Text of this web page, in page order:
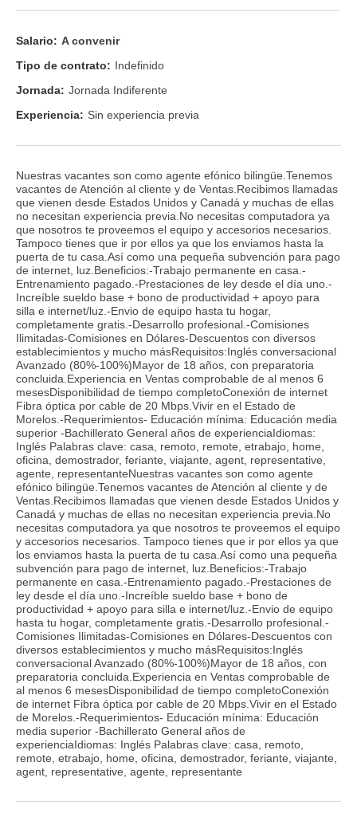
Salario: A convenir
Tipo de contrato: Indefinido
Jornada: Jornada Indiferente
Experiencia: Sin experiencia previa
Nuestras vacantes son como agente efónico bilingüe.Tenemos
vacantes de Atención al cliente y de Ventas.Recibimos llamadas
que vienen desde Estados Unidos y Canadá y muchas de ellas
no necesitan experiencia previa.No necesitas computadora ya
que nosotros te proveemos el equipo y accesorios necesarios.
Tampoco tienes que ir por ellos ya que los enviamos hasta la
puerta de tu casa.Así como una pequeña subvención para pago
de internet, luz.Beneficios:-Trabajo permanente en casa.-
Entrenamiento pagado.-Prestaciones de ley desde el día uno.-
Increíble sueldo base + bono de productividad + apoyo para
silla e internet/luz.-Envio de equipo hasta tu hogar,
completamente gratis.-Desarrollo profesional.-Comisiones
Ilimitadas-Comisiones en Dólares-Descuentos con diversos
establecimientos y mucho másRequisitos:Inglés conversacional
Avanzado (80%-100%)Mayor de 18 años, con preparatoria
concluida.Experiencia en Ventas comprobable de al menos 6
mesesDisponibilidad de tiempo completoConexión de internet
Fibra óptica por cable de 20 Mbps.Vivir en el Estado de
Morelos.-Requerimientos- Educación mínima: Educación media
superior -Bachillerato General años de experienciaIdiomas:
Inglés Palabras clave: casa, remoto, remote, etrabajo, home,
oficina, demostrador, feriante, viajante, agent, representative,
agente, representanteNuestras vacantes son como agente
efónico bilingüe.Tenemos vacantes de Atención al cliente y de
Ventas.Recibimos llamadas que vienen desde Estados Unidos y
Canadá y muchas de ellas no necesitan experiencia previa.No
necesitas computadora ya que nosotros te proveemos el equipo
y accesorios necesarios. Tampoco tienes que ir por ellos ya que
los enviamos hasta la puerta de tu casa.Así como una pequeña
subvención para pago de internet, luz.Beneficios:-Trabajo
permanente en casa.-Entrenamiento pagado.-Prestaciones de
ley desde el día uno.-Increíble sueldo base + bono de
productividad + apoyo para silla e internet/luz.-Envio de equipo
hasta tu hogar, completamente gratis.-Desarrollo profesional.-
Comisiones Ilimitadas-Comisiones en Dólares-Descuentos con
diversos establecimientos y mucho másRequisitos:Inglés
conversacional Avanzado (80%-100%)Mayor de 18 años, con
preparatoria concluida.Experiencia en Ventas comprobable de
al menos 6 mesesDisponibilidad de tiempo completoConexión
de internet Fibra óptica por cable de 20 Mbps.Vivir en el Estado
de Morelos.-Requerimientos- Educación mínima: Educación
media superior -Bachillerato General años de
experienciaIdiomas: Inglés Palabras clave: casa, remoto,
remote, etrabajo, home, oficina, demostrador, feriante, viajante,
agent, representative, agente, representante